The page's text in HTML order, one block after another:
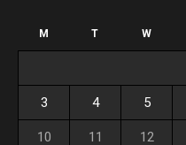
M T W
3 4 5
10 11 12